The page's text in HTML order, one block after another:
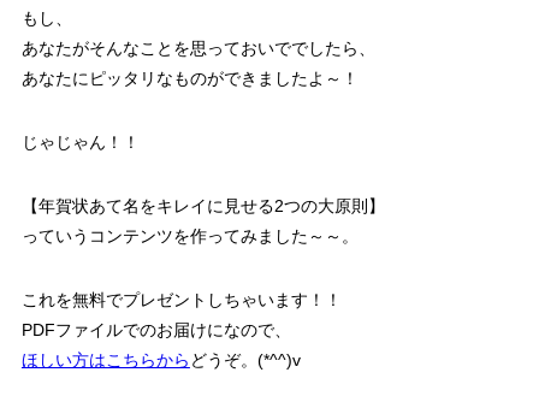
もし、
あなたがそんなことを思っておいででしたら、
あなたにピッタリなものができましたよ～！
じゃじゃん！！
【年賀状あて名をキレイに見せる2つの大原則】
っていうコンテンツを作ってみました～～。
これを無料でプレゼント しちゃいます！！
PDFファイルでのお届けになので、
ほしい方はこちらから どうぞ。(*^^)v